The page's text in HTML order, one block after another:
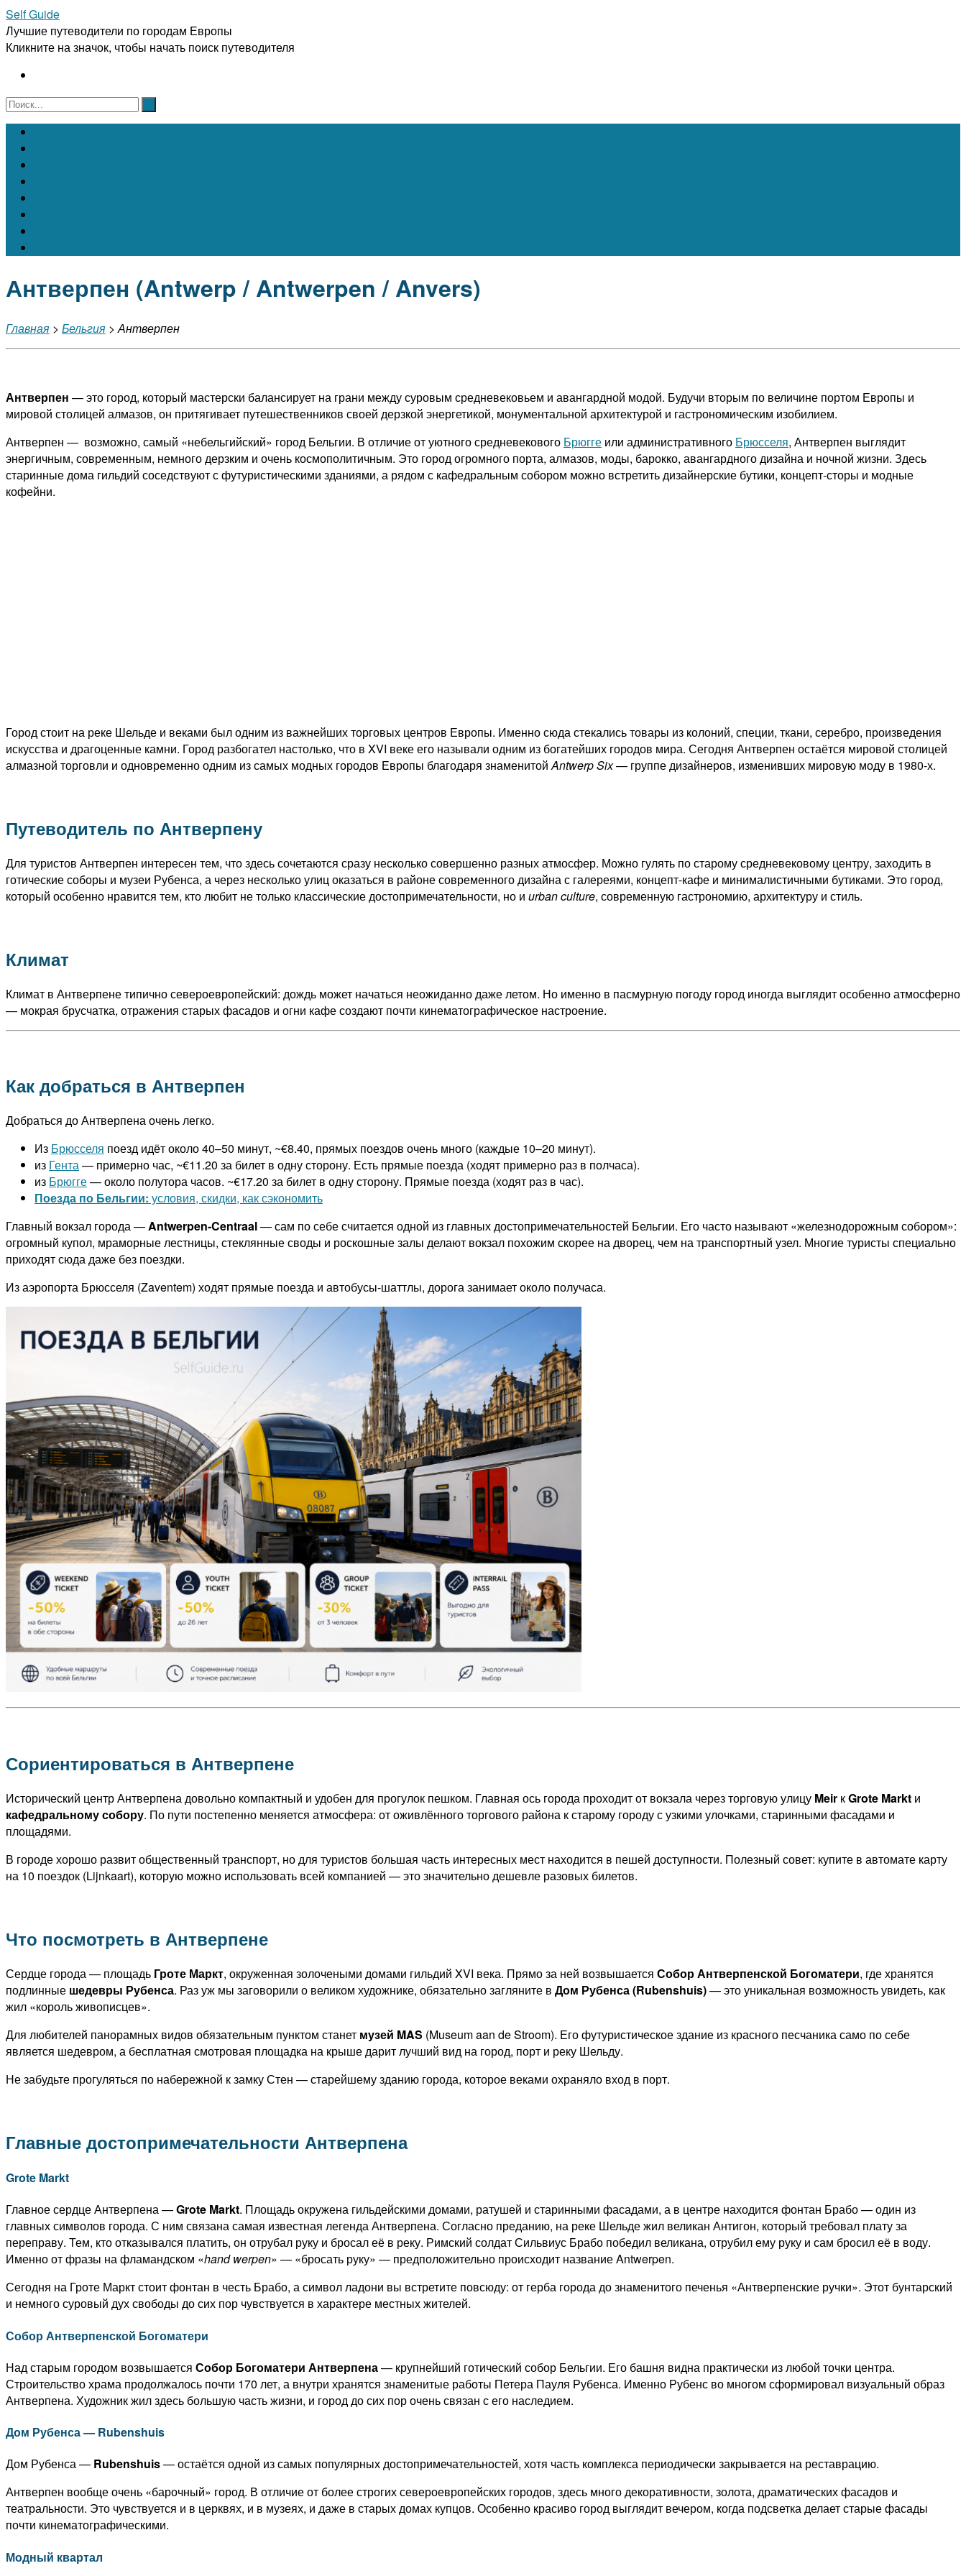
Self Guide
Лучшие путеводители по городам Европы
Кликните на значок, чтобы начать поиск путеводителя
Антверпен (Antwerp / Antwerpen / Anvers)
Главная > Бельгия > Антверпен
Антверпен — это город, который мастерски балансирует на грани между суровым средневековьем и авангардной модой. Будучи вторым по величине портом Европы и
мировой столицей алмазов, он притягивает путешественников своей дерзкой энергетикой, монументальной архитектурой и гастрономическим изобилием.
Антверпен — возможно, самый «небельгийский» город Бельгии. В отличие от уютного средневекового Брюгге или административного Брюсселя, Антверпен выглядит
энергичным, современным, немного дерзким и очень космополитичным. Это город огромного порта, алмазов, моды, барокко, авангардного дизайна и ночной жизни. Здесь
старинные дома гильдий соседствуют с футуристическими зданиями, а рядом с кафедральным собором можно встретить дизайнерские бутики, концепт-сторы и модные
кофейни.
Город стоит на реке Шельде и веками был одним из важнейших торговых центров Европы. Именно сюда стекались товары из колоний, специи, ткани, серебро, произведения
искусства и драгоценные камни. Город разбогател настолько, что в XVI веке его называли одним из богатейших городов мира. Сегодня Антверпен остаётся мировой столицей
алмазной торговли и одновременно одним из самых модных городов Европы благодаря знаменитойAntwerp Six— группе дизайнеров, изменивших мировую моду в 1980-х.
Путеводитель по Антверпену
Для туристов Антверпен интересен тем, что здесь сочетаются сразу несколько совершенно разных атмосфер. Можно гулять по старому средневековому центру, заходить в
готические соборы и музеи Рубенса, а через несколько улиц оказаться в районе современного дизайна с галереями, концепт-кафе и минималистичными бутиками. Это город,
который особенно нравится тем, кто любит не только классические достопримечательности, но и urban culture, современную гастрономию, архитектуру и стиль.
Климат
Климат в Антверпене типично североевропейский: дождь может начаться неожиданно даже летом. Но именно в пасмурную погоду город иногда выглядит особенно атмосферно
— мокрая брусчатка, отражения старых фасадов и огни кафе создают почти кинематографическое настроение.
Как добраться в Антверпен
Добраться до Антверпена очень легко.
Из Брюсселя поезд идёт около 40–50 минут, ~€8.40, прямых поездов очень много (каждые 10–20 минут).
из Гента— примерно час, ~€11.20 за билет в одну сторону. Есть прямые поезда (ходят примерно раз в полчаса).
из Брюгге— около полутора часов. ~€17.20 за билет в одну сторону. Прямые поезда (ходят раз в час).
Поезда по Бельгии: условия, скидки, как сэкономить
Главный вокзал города —Antwerpen-Centraal— сам по себе считается одной из главных достопримечательностей Бельгии. Его часто называют «железнодорожным собором»:
огромный купол, мраморные лестницы, стеклянные своды и роскошные залы делают вокзал похожим скорее на дворец, чем на транспортный узел. Многие туристы специально
приходят сюда даже без поездки.
Из аэропорта Брюсселя (Zaventem) ходят прямые поезда и автобусы-шаттлы, дорога занимает около получаса.
Сориентироваться в Антверпене
Исторический центр Антверпена довольно компактный и удобен для прогулок пешком. Главная ось города проходит от вокзала через торговую улицу Meir кGrote Markt и
кафедральному собору. По пути постепенно меняется атмосфера: от оживлённого торгового района к старому городу с узкими улочками, старинными фасадами и
площадями.
В городе хорошо развит общественный транспорт, но для туристов большая часть интересных мест находится в пешей доступности. Полезный совет: купите в автомате карту
на 10 поездок (Lijnkaart), которую можно использовать всей компанией — это значительно дешевле разовых билетов.
Что посмотреть в Антверпене
Сердце города — площадь Гроте Маркт, окруженная золочеными домами гильдий XVI века. Прямо за ней возвышается Собор Антверпенской Богоматери, где хранятся
подлинные шедевры Рубенса. Раз уж мы заговорили о великом художнике, обязательно загляните в Дом Рубенса (Rubenshuis)— это уникальная возможность увидеть, как
жил «король живописцев».
Для любителей панорамных видов обязательным пунктом станет музей MAS (Museum aan de Stroom). Его футуристическое здание из красного песчаника само по себе
является шедевром, а бесплатная смотровая площадка на крыше дарит лучший вид на город, порт и реку Шельду.
Не забудьте прогуляться по набережной к замку Стен — старейшему зданию города, которое веками охраняло вход в порт.
Главные достопримечательности Антверпена
Grote Markt
Главное сердце Антверпена —Grote Markt. Площадь окружена гильдейскими домами, ратушей и старинными фасадами, а в центре находится фонтан Брабо — один из
главных символов города. С ним связана самая известная легенда Антверпена. Согласно преданию, на реке Шельде жил великан Антигон, который требовал плату за
переправу. Тем, кто отказывался платить, он отрубал руку и бросал её в реку. Римский солдат Сильвиус Брабо победил великана, отрубил ему руку и сам бросил её в воду.
Именно от фразы на фламандском «hand werpen» — «бросать руку» — предположительно происходит название Antwerpen.
Сегодня на Гроте Маркт стоит фонтан в честь Брабо, а символ ладони вы встретите повсюду: от герба города до знаменитого печенья «Антверпенские ручки». Этот бунтарский
и немного суровый дух свободы до сих пор чувствуется в характере местных жителей.
Собор Антверпенской Богоматери
Над старым городом возвышается Собор Богоматери Антверпена— крупнейший готический собор Бельгии. Его башня видна практически из любой точки центра.
Строительство храма продолжалось почти 170 лет, а внутри хранятся знаменитые работы Петера Пауля Рубенса. Именно Рубенс во многом сформировал визуальный образ
Антверпена. Художник жил здесь большую часть жизни, и город до сих пор очень связан с его наследием.
Дом Рубенса — Rubenshuis
Дом Рубенса — Rubenshuis— остаётся одной из самых популярных достопримечательностей, хотя часть комплекса периодически закрывается на реставрацию.
Антверпен вообще очень «барочный» город. В отличие от более строгих североевропейских городов, здесь много декоративности, золота, драматических фасадов и
театральности. Это чувствуется и в церквях, и в музеях, и даже в старых домах купцов. Особенно красиво город выглядит вечером, когда подсветка делает старые фасады
почти кинематографическими.
Модный квартал